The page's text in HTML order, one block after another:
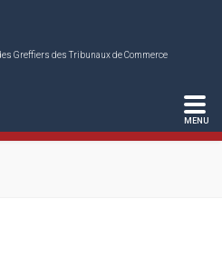
Greffiers des Tribunaux de Commerce